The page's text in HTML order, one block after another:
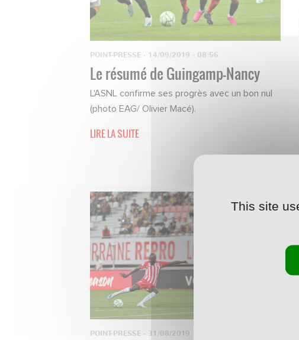
POINT-PRESSE · 14/09/2019 - 08:56
Le résumé de Guingamp-Nancy
L'ASNL confirme ses progrès avec un bon nul
(photo EAG/ Olivier Macé).
LIRE LA SUITE
POINT-PRESSE · 31/08/2019 - 10:20
This site